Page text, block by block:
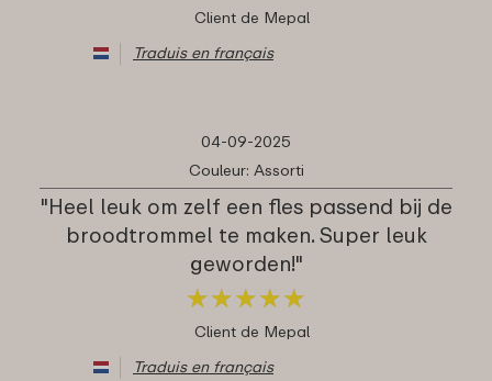
Client de Mepal
Traduis en français
04-09-2025
Couleur: Assorti
"Heel leuk om zelf een fles passend bij de
broodtrommel te maken. Super leuk
geworden!"
★★★★★
★★★★★
Client de Mepal
Traduis en français